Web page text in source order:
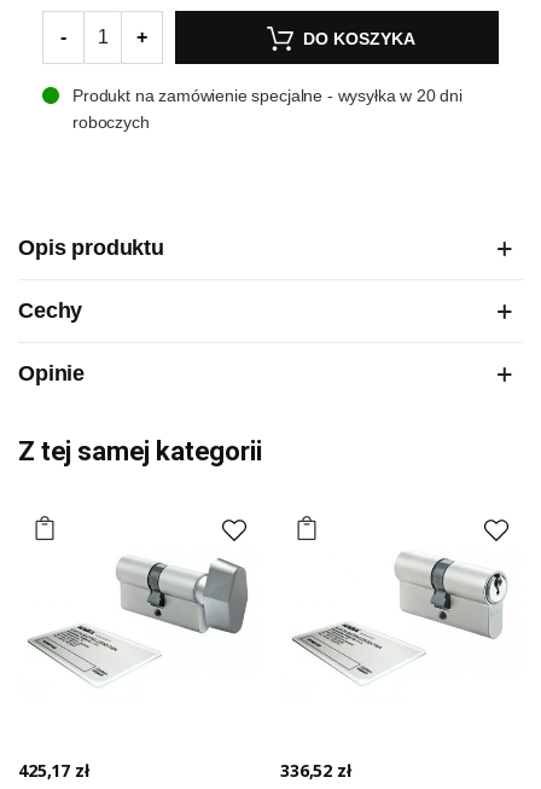
- + DO KOSZYKA
Produkt na zamówienie specjalne - wysyłka w 20 dni
roboczych
Opis produktu
Cechy
Opinie
Z tej samej kategorii
425,17 zł 336,52 zł